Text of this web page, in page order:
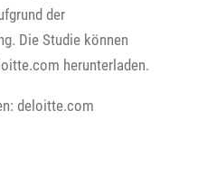
der
Die Studie können
herunterladen.
deloitte.com